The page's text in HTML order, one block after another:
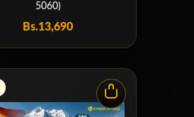
5060)
Bs.13,690